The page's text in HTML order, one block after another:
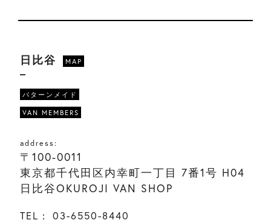
日比谷 MAP
パターンメイド
VAN MEMBERS
address:
〒100-0011
東京都千代田区内幸町一丁目 7番1号 H04
日比谷OKUROJI VAN SHOP
TEL：
03-6550-8440